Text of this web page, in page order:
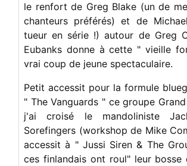
le renfort de Greg Blake (un de
chanteurs préférés) et de
tueur en série !) autour de Greg
Eubanks donne à cette " vieille
vrai coup de jeune spectaculaire.
Petit accessit pour la formule
" The Vanguards " ce groupe
j'ai croisé le mandoliniste
Sorefingers (workshop de Mike
accessit à " Jussi Siren & The
ces finlandais ont roul" leur